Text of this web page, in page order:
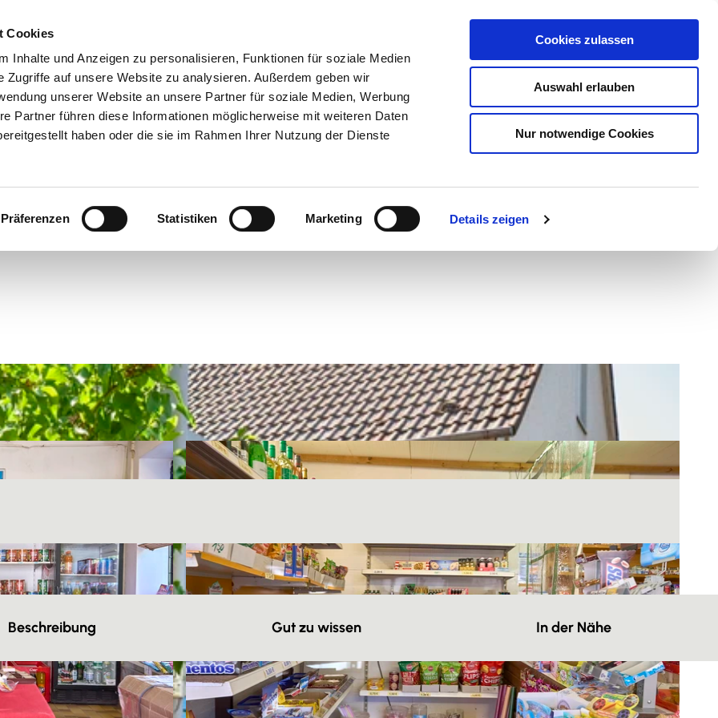
Cookies
Inhalte und Anzeigen zu personalisieren, Funktionen für soziale Medien
Zugriffe auf unsere Website zu analysieren. Außerdem geben wir
unserer Website an unsere Partner für soziale Medien, Werbung
Partner führen diese Informationen möglicherweise mit weiteren Daten
haben oder die sie im Rahmen Ihrer Nutzung der Dienste
Präferenzen Statistiken Marketing Details zeigen
Cookies zulassen
Auswahl erlauben
Nur notwendige Cookies
Genuss Suche Veranstaltungen
Beschreibung Gut zu wissen In der Nähe